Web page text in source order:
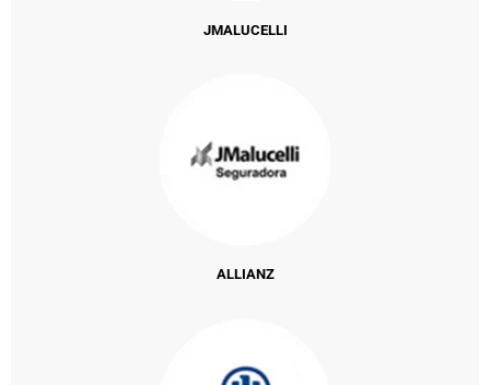
JMALUCELLI
ALLIANZ